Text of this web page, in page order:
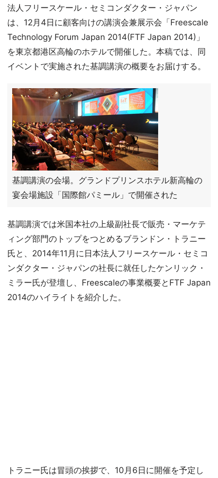
法人フリースケール・セミコンダクター・ジャパン
は、12月4日に顧客向けの講演会兼展示会「Freescale
Technology Forum Japan 2014(FTF Japan 2014)」
を東京都港区高輪のホテルで開催した。本稿では、同
イベントで実施された基調講演の概要をお届けする。
基調講演の会場。グランドプリンスホテル新高輪の
宴会場施設「国際館パミール」で開催された
基調講演では米国本社の上級副社長で販売・マーケテ
ィング部門のトップをつとめるブランドン・トラニー
氏と、2014年11月に日本法人フリースケール・セミコ
ンダクター・ジャパンの社長に就任したケンリック・
ミラー氏が登壇し、Freescaleの事業概要とFTF Japan
2014のハイライトを紹介した。
トラニー氏は冒頭の挨拶で、10月6日に開催を予定し